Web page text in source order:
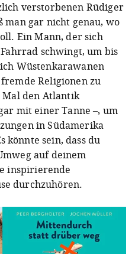
verstorbenen Rüdiger
man gar nicht genau, wo
Ein Mann, der sich
schwingt, um bis
Wüstenkarawanen
Religionen zu
den Atlantik
mit einer Tanne –, um
in Südamerika
könnte sein, dass du
auf deinem
inspirierende
durchzuhören.